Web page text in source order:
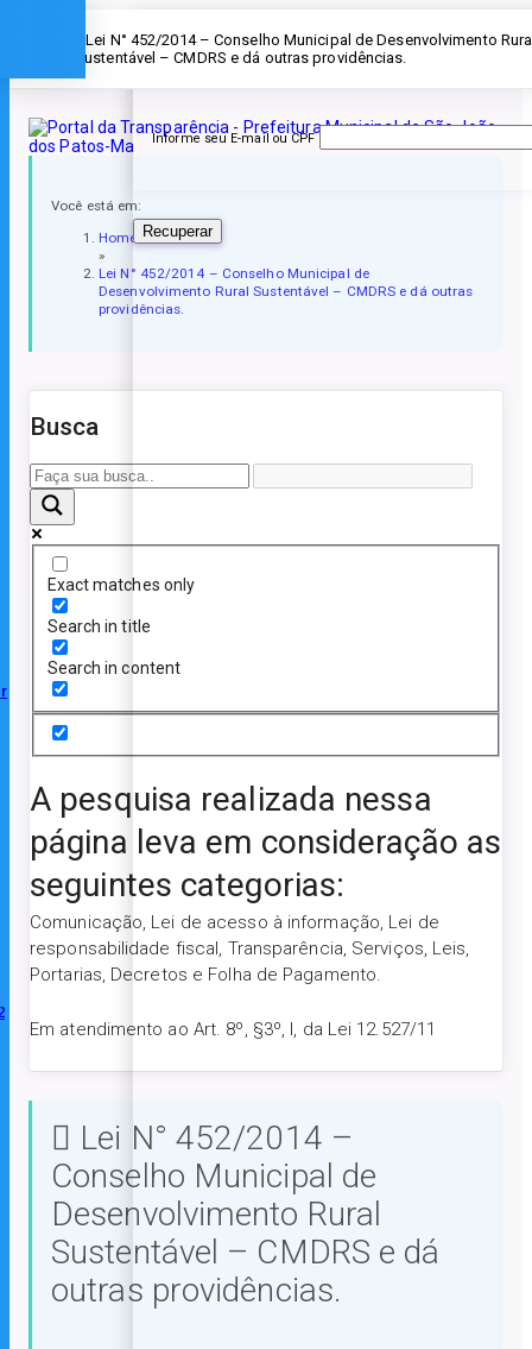
» Lei N° 452/2014 – Conselho Municipal de Desenvolvimento
Sustentável – CMDRS e dá outras providências.
Você está em:
Home
»
Lei N° 452/2014 – Conselho Municipal de
Desenvolvimento Rural Sustentável – CMDRS e dá outras
providências.
Busca
Exact matches only
Search in title
Search in content
A pesquisa realizada nessa
página leva em consideração as
seguintes categorias:
Comunicação, Lei de acesso à informação, Lei de
responsabilidade fiscal, Transparência, Serviços, Leis,
Portarias, Decretos e Folha de Pagamento.
Em atendimento ao Art. 8º, §3º, I, da Lei 12.527/11
Lei N° 452/2014 –
Conselho Municipal de
Desenvolvimento Rural
Sustentável – CMDRS e dá
outras providências.
Informe seu E-mail ou CPF
Recuperar